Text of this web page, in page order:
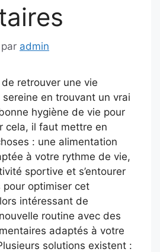
par admin
retrouver une vie
en trouvant un vrai
hygiène de vie pour
cela, il faut mettre en
: une alimentation
à votre rythme de vie,
sportive et s’entourer
pour optimiser cet
intéressant de
routine avec des
adaptés à votre
solutions existent :